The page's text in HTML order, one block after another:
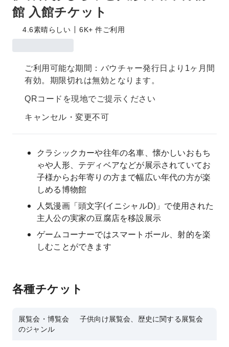
館 入館チケット
4.6素晴らしい 6K+ 件ご利用
ご利用可能な期間：バウチャー発行日より1ヶ月間
有効。期限切れは無効となります。
QRコードを現地でご提示ください
キャンセル・変更不可
クラシックカーや往年の名車、懐かしいおもち
ゃや人形、テディベアなどが展示されていてお
子様からお年寄りの方まで幅広い年代の方が楽
しめる博物館
人気漫画「頭文字(イニシャルD)」で使用された
主人公の実家の豆腐店を移設展示
ゲームコーナーではスマートボール、射的を楽
しむことができます
各種チケット
展覧会・博覧会
のジャンル
子供向け展覧会、歴史に関する展覧会